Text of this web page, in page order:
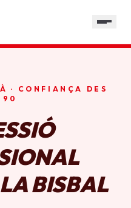
· CONFIANÇA DES
BISBAL